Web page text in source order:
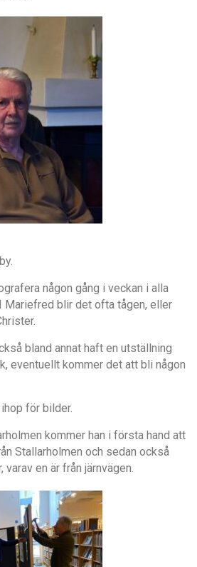
någon gång i veckan i alla
Mariefred blir det ofta tågen, eller
bland annat haft en utställning
eventuellt kommer det att bli någon
för bilder.
kommer han i första hand att
Stallarholmen och sedan också
en är från järnvägen.